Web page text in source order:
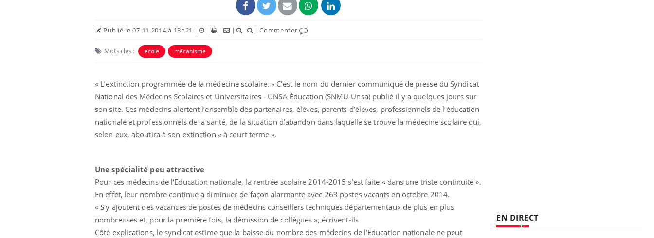
Publié le 07.11.2014 à 13h21 | | | | |Commenter
Mots clés : école mécanisme
« L’extinction programmée de la médecine scolaire. » C'est le nom du dernier communiqué de presse du Syndicat
National des Médecins Scolaires et Universitaires - UNSA Éducation (SNMU-Unsa) publié il y a quelques jours sur
son site. Ces médecins alertent l’ensemble des partenaires, élèves, parents d’élèves, professionnels de l’éducation
nationale et professionnels de la santé, de la situation d’abandon dans laquelle se trouve la médecine scolaire qui,
selon eux, aboutira à son extinction « à court terme ».
Une spécialité peu attractive
Pour ces médecins de l'Education nationale, la rentrée scolaire 2014-2015 s’est faite « dans une triste continuité ».
En effet, leur nombre continue à diminuer de façon alarmante avec 263 postes vacants en octobre 2014.
« S’y ajoutent des vacances de postes de médecins conseillers techniques départementaux de plus en plus
nombreuses et, pour la première fois, la démission de collègues », écrivent-ils
Côté explications, le syndicat estime que la baisse du nombre des médecins de l’Education nationale ne peut
EN DIRECT